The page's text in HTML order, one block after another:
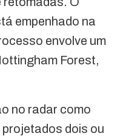
empenhado na
envolve um
Forest,
no radar como
dois ou